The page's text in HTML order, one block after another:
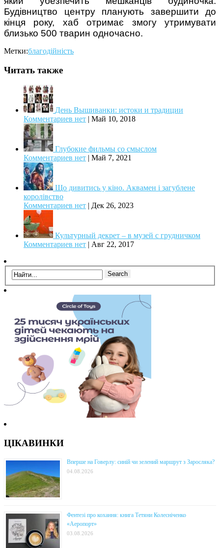
Будівництво центру планують завершити до
кінця року, хаб отримає змогу утримувати
близько 500 тварин одночасно.
Метки:благодійність
Читать также
День Вышиванки: истоки и традиции
Комментариев нет | Май 10, 2018
Глубокие фильмы со смыслом
Комментариев нет | Май 7, 2021
Що дивитись у кіно. Аквамен і загублене
королівство
Комментариев нет | Дек 26, 2023
Культурный декрет – в музей с грудничком
Комментариев нет | Авг 22, 2017
ЦІКАВИНКИ
Вперше на Говерлу: синій чи зелений маршрут з Заросляка?
04.08.2026
Фентезі про кохання: книга Тетяни Колесніченко
«Аеропорт»
03.08.2026